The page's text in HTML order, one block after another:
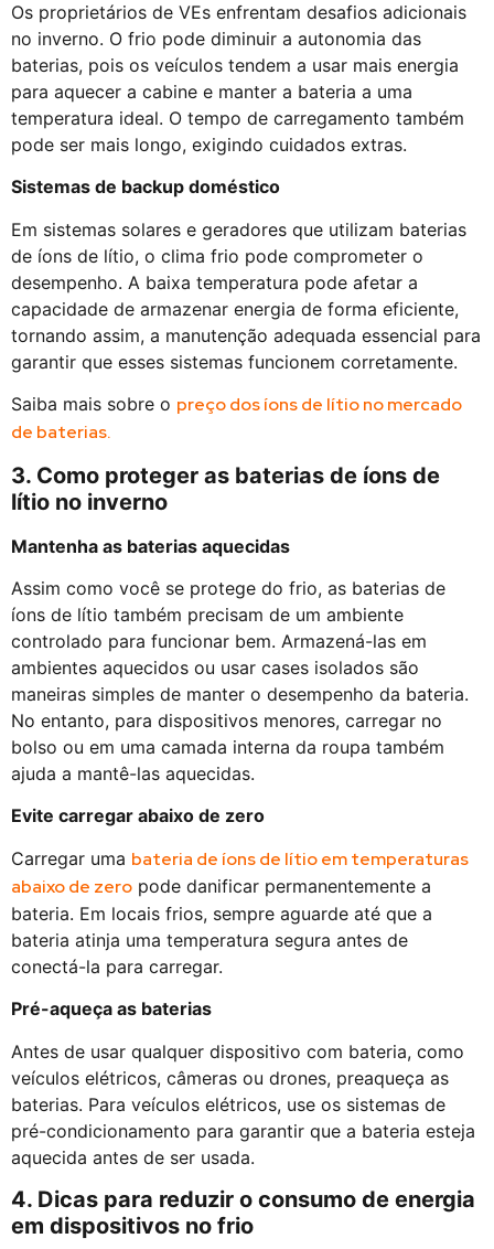
Os proprietários de VEs enfrentam desafios adicionais
no inverno. O frio pode diminuir a autonomia das
baterias, pois os veículos tendem a usar mais energia
para aquecer a cabine e manter a bateria a uma
temperatura ideal. O tempo de carregamento também
pode ser mais longo, exigindo cuidados extras.
Sistemas de backup doméstico
Em sistemas solares e geradores que utilizam baterias
de íons de lítio, o clima frio pode comprometer o
desempenho. A baixa temperatura pode afetar a
capacidade de armazenar energia de forma eficiente,
tornando assim, a manutenção adequada essencial para
garantir que esses sistemas funcionem corretamente.
Saiba mais sobre o preço dos íons de lítio no mercado
de baterias.
3. Como proteger as baterias de íons de
lítio no inverno
Mantenha as baterias aquecidas
Assim como você se protege do frio, as baterias de
íons de lítio também precisam de um ambiente
controlado para funcionar bem. Armazená-las em
ambientes aquecidos ou usar cases isolados são
maneiras simples de manter o desempenho da bateria.
No entanto, para dispositivos menores, carregar no
bolso ou em uma camada interna da roupa também
ajuda a mantê-las aquecidas.
Evite carregar abaixo de zero
Carregar uma bateria de íons de lítio em temperaturas
abaixo de zero pode danificar permanentemente a
bateria. Em locais frios, sempre aguarde até que a
bateria atinja uma temperatura segura antes de
conectá-la para carregar.
Pré-aqueça as baterias
Antes de usar qualquer dispositivo com bateria, como
veículos elétricos, câmeras ou drones, preaqueça as
baterias. Para veículos elétricos, use os sistemas de
pré-condicionamento para garantir que a bateria esteja
aquecida antes de ser usada.
4. Dicas para reduzir o consumo de energia
em dispositivos no frio